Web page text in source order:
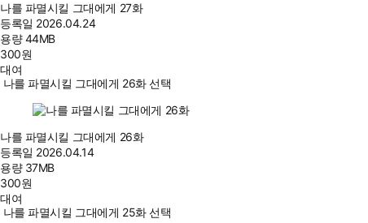
나를 파멸시킬 그대에게 27화
등록일 2026.04.24
용량44MB
300원
대여
나를 파멸시킬 그대에게 26화 선택
나를 파멸시킬 그대에게 26화
등록일 2026.04.14
용량 37MB
300원
대여
나를 파멸시킬 그대에게 25화 선택